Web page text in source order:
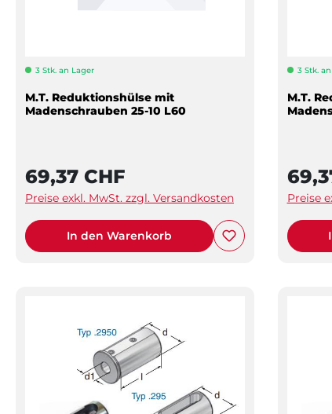
3 Stk. an Lager
M.T. Reduktionshülse mit
Madenschrauben 25-10 L60
69,37 CHF
Preise exkl. MwSt. zzgl. Versandkosten
In den Warenkorb
3 Stk.
M.T.
Preise